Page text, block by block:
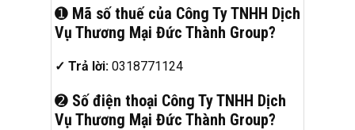
➊ Mã số thuế của Công Ty TNHH Dịch
Vụ Thương Mại Đức Thành Group?
✓ Trả lời: 0318771124
➋ Số điện thoại Công Ty TNHH Dịch
Vụ Thương Mại Đức Thành Group?